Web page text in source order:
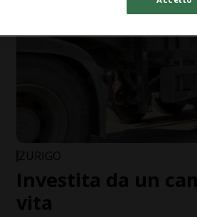
ZURIGO
Investita da un
vita